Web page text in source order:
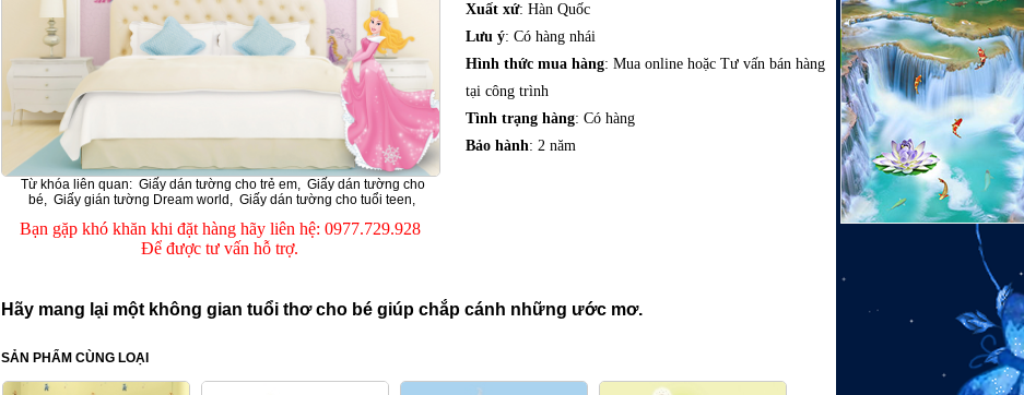
Từ khóa liên quan: Giấy dán tường cho trẻ em, Giấy dán tường cho
bé, Giấy gián tường Dream world , Giấy dán tường cho tuổi teen,
Bạn gặp khó khăn khi đặt hàng hãy liên hệ: 0977.729.928
Để được tư vấn hỗ trợ.
Xuất xứ: Hàn Quốc
Lưu ý: Có hàng nhái
Hình thức mua hàng: Mua online hoặc Tư vấn bán hàng
tại công trình
Tình trạng hàng: Có hàng
Bảo hành: 2 năm
Hãy mang lại một không gian tuổi thơ cho bé giúp chắp cánh những ước mơ.
SẢN PHẨM CÙNG LOẠI